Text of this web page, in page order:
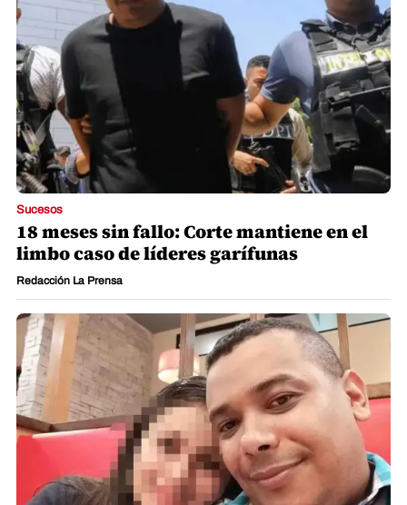
Sucesos
18 meses sin fallo: Corte mantiene en el
limbo caso de líderes garífunas
Redacción La Prensa